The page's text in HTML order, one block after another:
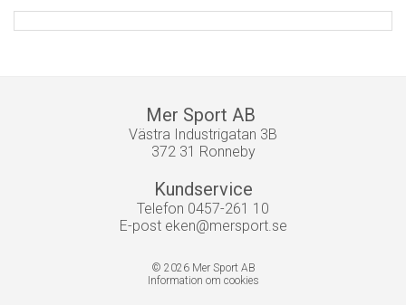
Mer Sport AB
Västra Industrigatan 3B
372 31 Ronneby
Kundservice
Telefon 0457-261 10
E-post eken@mersport.se
© 2026 Mer Sport AB
Information om cookies